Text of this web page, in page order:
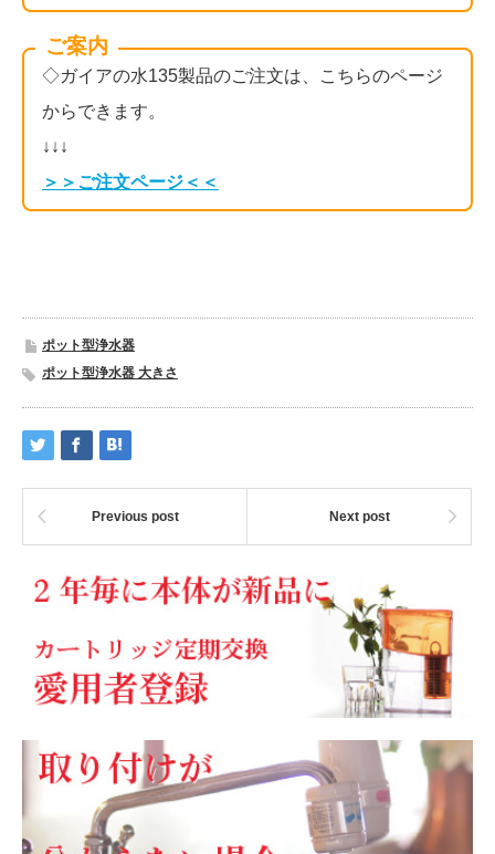
ご案内
◇ガイアの水135製品のご注文は、こちらのページ
からできます。
↓↓↓
＞＞ご注文ページ＜＜
ポット型浄水器
ポット型浄水器 大きさ
Previous post Next post